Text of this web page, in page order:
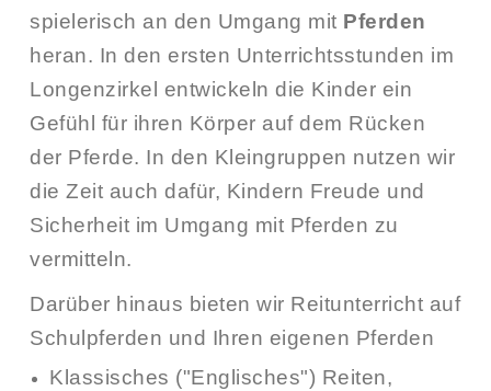
spielerisch an den Umgang mit Pferden
heran. In den ersten Unterrichtsstunden im
Longenzirkel entwickeln die Kinder ein
Gefühl für ihren Körper auf dem Rücken
der Pferde. In den Kleingruppen nutzen wir
die Zeit auch dafür, Kindern Freude und
Sicherheit im Umgang mit Pferden zu
vermitteln.
Darüber hinaus bieten wir Reitunterricht auf
Schulpferden und Ihren eigenen Pferden
Klassisches ("Englisches") Reiten,